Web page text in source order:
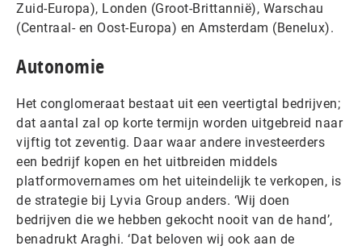
Zuid-Europa), Londen (Groot-Brittannië), Warschau
(Centraal- en Oost-Europa) en Amsterdam (Benelux).
Autonomie
Het conglomeraat bestaat uit een veertigtal bedrijven;
dat aantal zal op korte termijn worden uitgebreid naar
vijftig tot zeventig. Daar waar andere investeerders
een bedrijf kopen en het uitbreiden middels
platformovernames om het uiteindelijk te verkopen, is
de strategie bij Lyvia Group anders. ‘Wij doen
bedrijven die we hebben gekocht nooit van de hand’,
benadrukt Araghi. ‘Dat beloven wij ook aan de